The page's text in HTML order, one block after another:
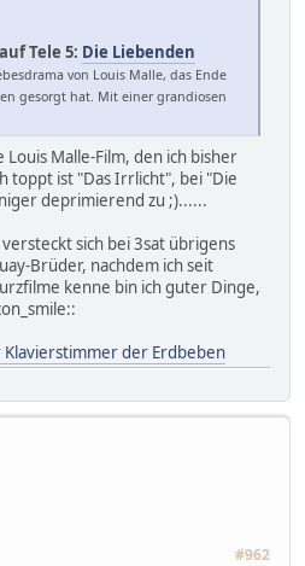
Tele 5: Die Liebenden
von Louis Malle, das Ende
gesorgt hat. Mit einer grandiosen
Malle-Film, den ich bisher
toppt ist "Das Irrlicht", bei "Die
deprimierend zu ;)......
sich bei 3sat übrigens
Brüder, nachdem ich seit
kenne bin ich guter Dinge,
Klavierstimmer der Erdbeben
#962